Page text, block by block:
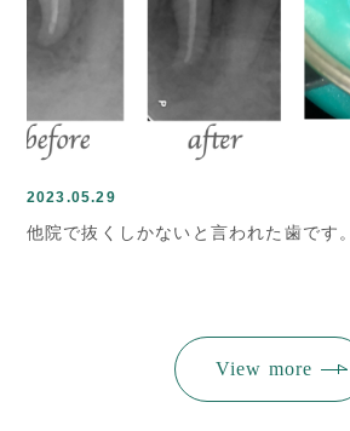
2023.05.29
他院で抜くしかないと言われた歯です。
View more